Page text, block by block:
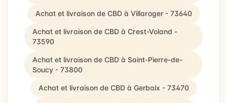
Achat et livraison de CBD à Villaroger - 73640
Achat et livraison de CBD à Crest-Voland -
73590
Achat et livraison de CBD à Saint-Pierre-de-
Soucy - 73800
Achat et livraison de CBD à Gerbaix - 73470